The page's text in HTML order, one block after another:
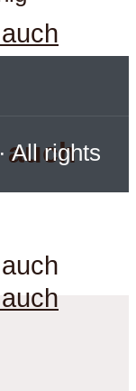
auch
All rights